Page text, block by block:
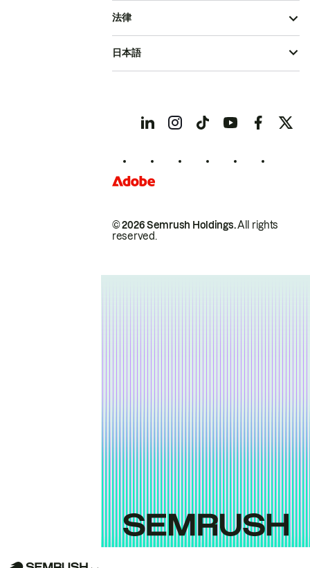
© 2026 Semrush Holdings.All rights
reserved.
法律
日本語